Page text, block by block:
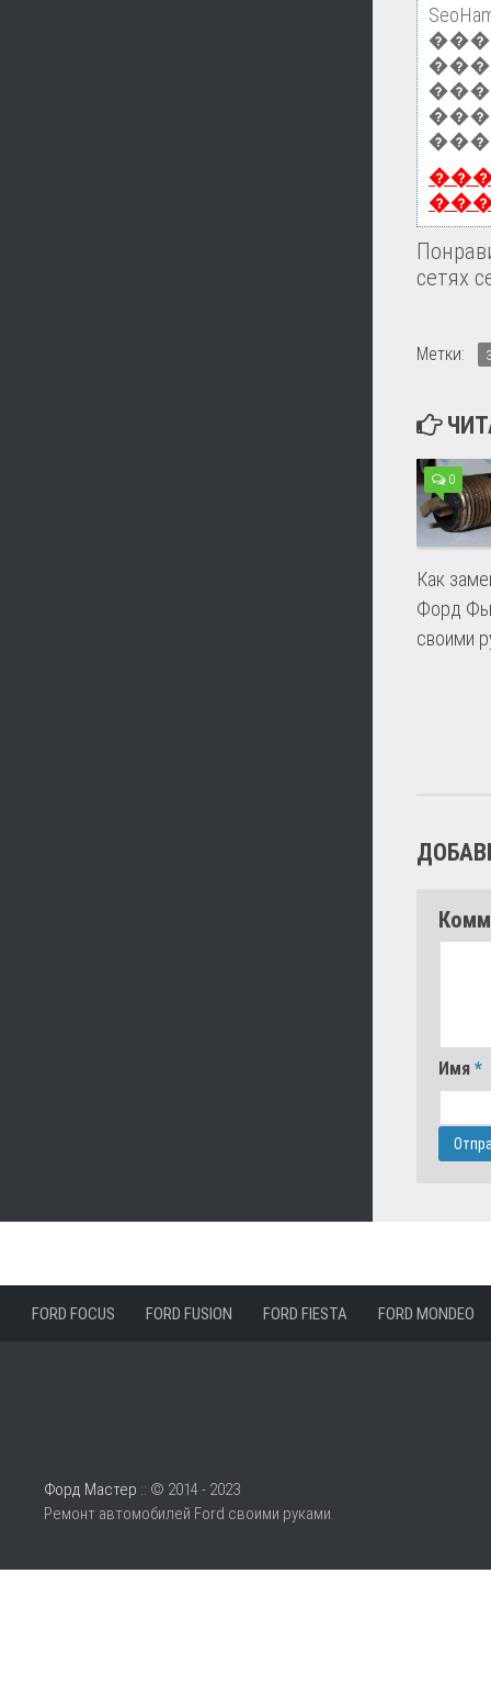
сетях
Метки:
0
Как
Форд
своими
Имя *
FORD FOCUS FORD FUSION FORD FIESTA FORD MONDEO
Форд Мастер :: © 2014 - 2023
Ремонт автомобилей Ford своими руками.